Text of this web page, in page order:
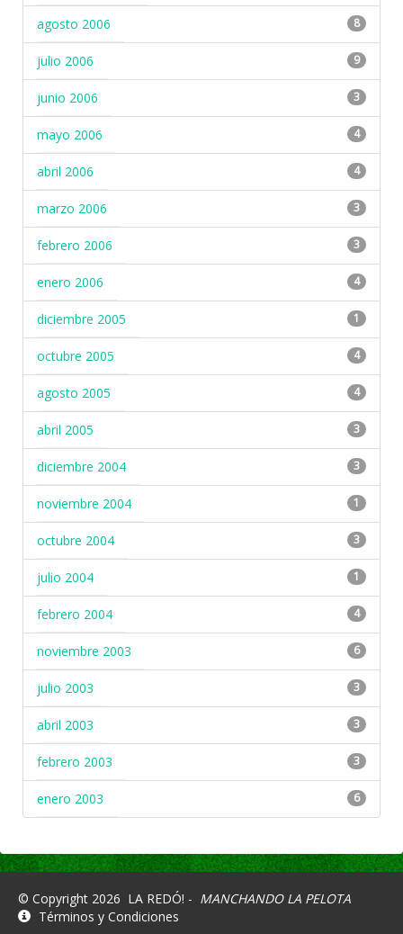
agosto 2006 8
julio 2006 9
junio 2006 3
mayo 2006 4
abril 2006 4
marzo 2006 3
febrero 2006 3
enero 2006 4
diciembre 2005 1
octubre 2005 4
agosto 2005 4
abril 2005 3
diciembre 2004 3
noviembre 2004 1
octubre 2004 3
julio 2004 1
febrero 2004 4
noviembre 2003 6
julio 2003 3
abril 2003 3
febrero 2003 3
enero 2003 6
© Copyright 2026 LA REDÓ! - MANCHANDO LA PELOTA
Términos y Condiciones